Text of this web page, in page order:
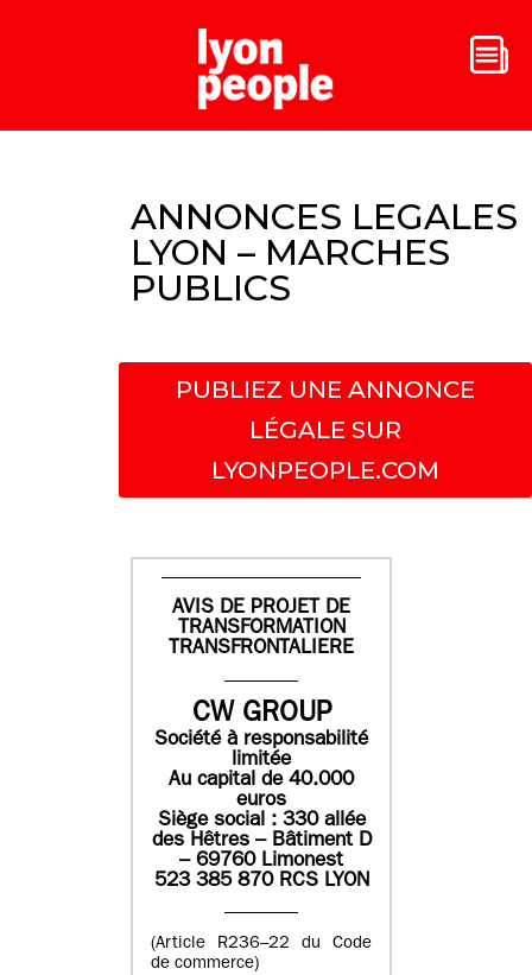
ANNONCES LEGALES
LYON – MARCHES
PUBLICS
PUBLIEZ UNE ANNONCE
LÉGALE SUR
LYONPEOPLE.COM
AVIS DE PROJET DE
TRANSFORMATION
TRANSFRONTALIERE
CW GROUP
Société à responsabilité
limitée
Au capital de 40.000
euros
Siège social : 330 allée
des Hêtres – Bâtiment D
– 69760 Limonest
523 385 870 RCS LYON
(Article R236–22 du Code
de commerce)